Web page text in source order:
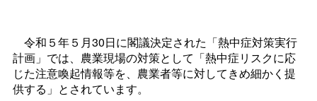
令和５年５月30日に閣議決定された「熱中症対策実行
計画」では、農業現場の対策として「熱中症リスクに応
じた注意喚起情報等を、農業者等に対してきめ細かく提
供する」とされています。